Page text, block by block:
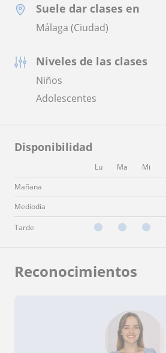
Suele dar clases en
Málaga (Ciudad)
Niveles de las clases
Niños
Adolescentes
Disponibilidad
Lu Ma Mi
Mañana
Mediodía
Tarde
Reconocimientos